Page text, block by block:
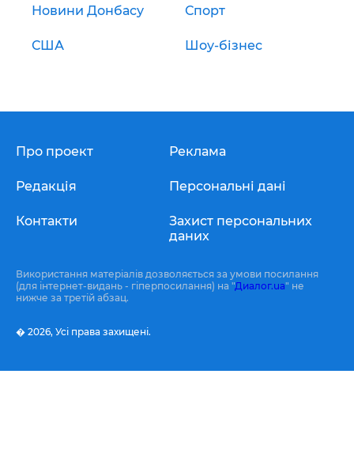
Новини Донбасу Спорт
США Шоу-бізнес
Про проект
Редакція
Контакти
Реклама
Персональні дані
Захист персональних
даних
Використання матеріалів дозволяється за умови посилання
(для інтернет-видань - гіперпосилання) на "Диалог.ua" не
нижче за третій абзац.
� 2026, Усі права захищені.